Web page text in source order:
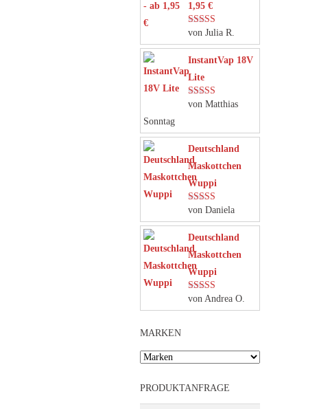
1,95 €
Bewertet mit
5von 5
von Julia R.
InstantVap 18V
Lite
Bewertet mit
von Matthias
Sonntag
Deutschland
Maskottchen
Wuppi
Bewertet mit
5von 5
von Daniela
Deutschland
Maskottchen
Wuppi
Bewertet mit
5von 5
von Andrea O.
MARKEN
PRODUKTANFRAGE